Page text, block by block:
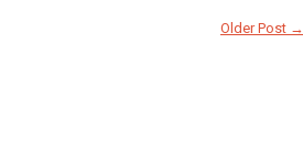
Older Post →